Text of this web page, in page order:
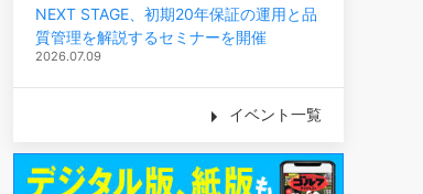
NEXT STAGE、初期20年保証の運用と品
質管理を解説するセミナーを開催
2026.07.09
イベント一覧